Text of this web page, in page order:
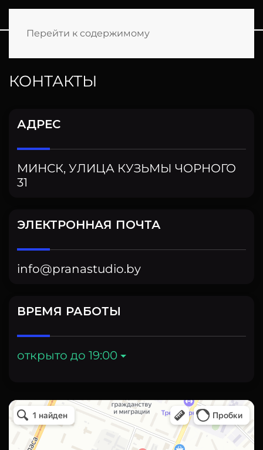
Перейти к содержимому
КОНТАКТЫ
АДРЕС
МИНСК, УЛИЦА КУЗЬМЫ ЧОРНОГО
31
ЭЛЕКТРОННАЯ ПОЧТА
info@pranastudio.by
ВРЕМЯ РАБОТЫ
открыто до 19:00
pranastudio в Минске
Минск